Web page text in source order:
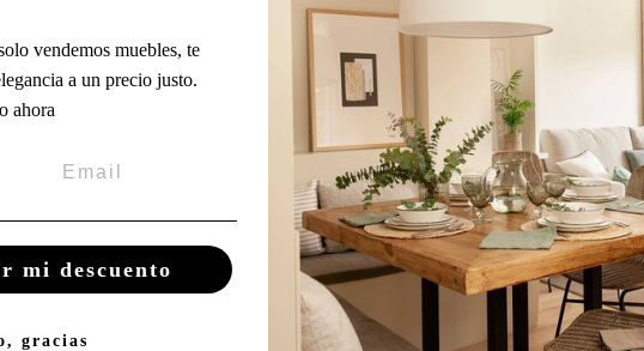
madera maciza de haya, ligeramente inclinadas, evocan un estilo
El sistema de apertura, con desplazamiento de patas
esfuerzo, permitiendo desplegar los extensibles tipo libro de forma
quienes buscan una mesa que combine diseño y funcionalidad, esta
o minimalistas. Además, puedes completarla con sillas como la
equilibrado y con estilo.
mesa puede personalizarse en un gran número de medidas desde
vendemos muebles, te
a un precio justo.
ahora
mi descuento
gracias